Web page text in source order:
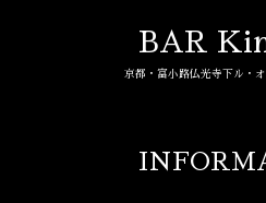
BAR
京都・富小路仏光寺下ル・